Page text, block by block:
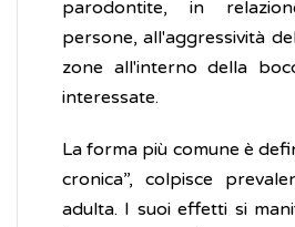
parodontite, in
persone, all'aggressività
zone all'interno della
interessate.
La forma più comune è
cronica”, colpisce
adulta. I suoi effetti si